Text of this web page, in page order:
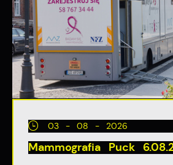
03 - 08 - 2026
Mammografia Puck